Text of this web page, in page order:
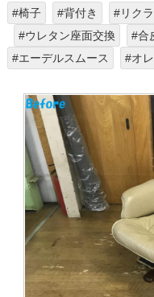
#椅子 #背付き #リク
#ウレタン座面交換
#合
#エーデルスムース
#オ